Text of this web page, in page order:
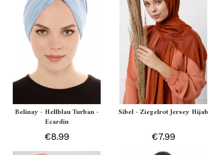
Belinay - Hellblau Turban -
Ecardin
€8.99
Sibel - Ziegelrot Jersey Hijab
€7.99